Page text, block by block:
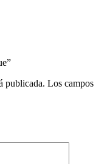
publicada. Los campos